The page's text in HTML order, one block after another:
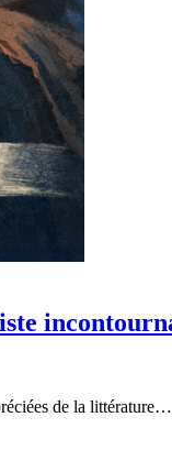
de la littérature…